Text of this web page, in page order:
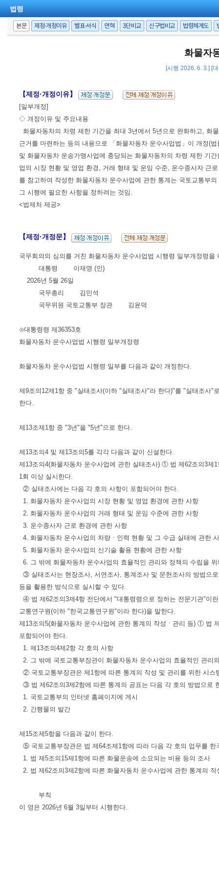
법령
본문 제정·개정이유 별표·서식 연혁 3단비교 신구법비교 법령체계도
화물자
[시행 2026. 6. 3.] [
【제정·개정이유】
[일부개정]
◇ 개정이유 및 주요내용
화물자동차의 차령 제한 기간을 최대 3년에서 5년으로 완화하고, 화
근거를 마련하는 등의 내용으로 「화물자동차 운수사업법」이 개정(
및 화물자동차 운송가맹사업에 충당되는 화물자동차의 차령 제한 기
업의 시장 현황 및 영업 환경, 거래 형태 및 운임 수준, 운수종사자 근
를 참고하여 작성한 화물자동차 운수사업에 관한 통계는 국토교통부
그 시행에 필요한 사항을 정하려는 것임.
<법제처 제공>
【제정·개정문】
국무회의의 심의를 거친 화물자동차 운수사업법 시행령 일부개정령을
대통령 이재명 (인)
2026년 5월 26일
국무총리 김민석
국무위원 국토교통부 장관 김윤덕
⊙대통령령 제36353호
화물자동차 운수사업법 시행령 일부개정령
화물자동차 운수사업법 시행령 일부를 다음과 같이 개정한다.
제9조의12제1항 중 "실태조사(이하 "실태조사"라 한다)"를 "실태조사
한다.
제13조제1항 중 "3년"을 "5년"으로 한다.
제13조의4 및 제13조의5를 각각 다음과 같이 신설한다.
제13조의4(화물자동차 운수사업에 관한 실태조사) ① 법 제62조의3제
1회 이상 실시한다.
② 실태조사에는 다음 각 호의 사항이 포함되어야 한다.
1. 화물자동차 운수사업의 시장 현황 및 영업 환경에 관한 사항
2. 화물자동차 운수사업의 거래 형태 및 운임 수준에 관한 사항
3. 운수종사자 근로 환경에 관한 사항
4. 화물자동차 운수사업의 차량ㆍ인력 현황 및 그 수급 실태에 관한
5. 화물자동차 운수사업의 신기술 활용 현황에 관한 사항
6. 그 밖에 화물자동차 운수사업의 효율적인 관리와 정책의 수립을
③ 실태조사는 현장조사, 서면조사, 통계조사 및 문헌조사의 방법으
등을 활용한 방식으로 실시할 수 있다.
④ 법 제62조의3제4항 전단에서 "대통령령으로 정하는 전문기관"이
교통연구원(이하 "한국교통연구원"이라 한다)을 말한다.
제13조의5(화물자동차 운수사업에 관한 통계의 작성ㆍ관리 등) ① 법
포함되어야 한다.
1. 제13조의4제2항 각 호의 사항
2. 그 밖에 국토교통부장관이 화물자동차 운수사업의 효율적인 관리
② 국토교통부장관은 제1항에 따른 통계의 작성 및 관리를 위한 시스
③ 법 제62조의3제2항에 따른 통계의 공표는 다음 각 호의 방법으로
1. 국토교통부의 인터넷 홈페이지에 게시
2. 간행물의 발간
제15조제5항을 다음과 같이 한다.
⑤ 국토교통부장관은 법 제64조제1항에 따라 다음 각 호의 업무를 한
1. 법 제5조의15제1항에 따른 화물운송에 소요되는 비용 등의 조사
2. 법 제62조의3제2항에 따른 화물자동차 운수사업에 관한 통계의 작
부칙
이 영은 2026년 6월 3일부터 시행한다.